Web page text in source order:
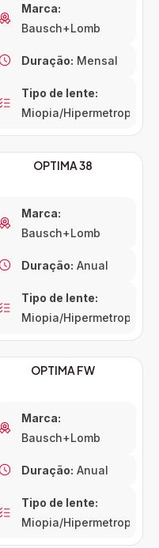
Marca:
Bausch+Lomb
Duração: Mensal
Tipo de lente:
Miopia/Hipermetropia
OPTIMA 38
Marca:
Bausch+Lomb
Duração: Anual
Tipo de lente:
Miopia/Hipermetropia
OPTIMA FW
Marca:
Bausch+Lomb
Duração: Anual
Tipo de lente:
Miopia/Hipermetropia